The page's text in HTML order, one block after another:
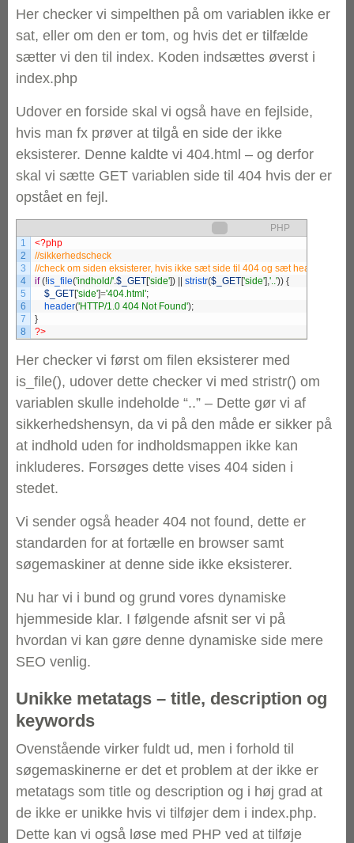
Her checker vi simpelthen på om variablen ikke er
sat, eller om den er tom, og hvis det er tilfælde
sætter vi den til index. Koden indsættes øverst i
index.php
Udover en forside skal vi også have en fejlside,
hvis man fx prøver at tilgå en side der ikke
eksisterer. Denne kaldte vi 404.html – og derfor
skal vi sætte GET variablen side til 404 hvis der er
opstået en fejl.
PHP
1
2
3
4
5
6
7
8
<?php
if (!is_file('indhold/'.$_GET['side']) stristr($_GET['side'],'..')) {
$_GET['side']='404.html';
header('HTTP/1.0 404 Not Found');
}
?>
Her checker vi først om filen eksisterer med
is_file(), udover dette checker vi med stristr() om
variablen skulle indeholde “..” – Dette gør vi af
sikkerhedshensyn, da vi på den måde er sikker på
at indhold uden for indholdsmappen ikke kan
inkluderes. Forsøges dette vises 404 siden i
stedet.
Vi sender også header 404 not found, dette er
standarden for at fortælle en browser samt
søgemaskiner at denne side ikke eksisterer.
Nu har vi i bund og grund vores dynamiske
hjemmeside klar. I følgende afsnit ser vi på
hvordan vi kan gøre denne dynamiske side mere
SEO venlig.
Unikke metatags – title, description og
keywords
Ovenstående virker fuldt ud, men i forhold til
søgemaskinerne er det et problem at der ikke er
metatags som title og description og i høj grad at
de ikke er unikke hvis vi tilføjer dem i index.php.
Dette kan vi også løse med PHP ved at tilføje